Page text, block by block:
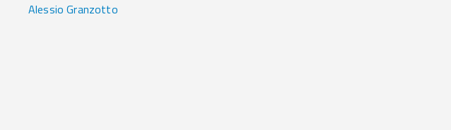
Alessio Granzotto